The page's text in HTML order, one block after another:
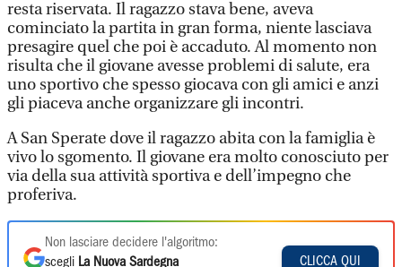
resta riservata. Il ragazzo stava bene, aveva
cominciato la partita in gran forma, niente lasciava
presagire quel che poi è accaduto. Al momento non
risulta che il giovane avesse problemi di salute, era
uno sportivo che spesso giocava con gli amici e anzi
gli piaceva anche organizzare gli incontri.
A San Sperate dove il ragazzo abita con la famiglia è
vivo lo sgomento. Il giovane era molto conosciuto per
via della sua attività sportiva e dell’impegno che
proferiva.
Non lasciare decidere l'algoritmo:
scegli La Nuova Sardegna
CLICCA QUI